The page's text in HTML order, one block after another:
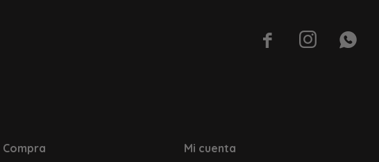
  
Compra Mi cuenta